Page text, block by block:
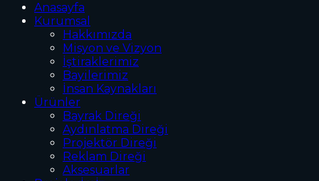
Anasayfa
Kurumsal
Hakkımızda
Misyon ve Vizyon
İştiraklerimiz
Bayilerimiz
İnsan Kaynakları
Ürünler
Bayrak Direği
Aydınlatma Direği
Projektör Direği
Reklam Direği
Aksesuarlar